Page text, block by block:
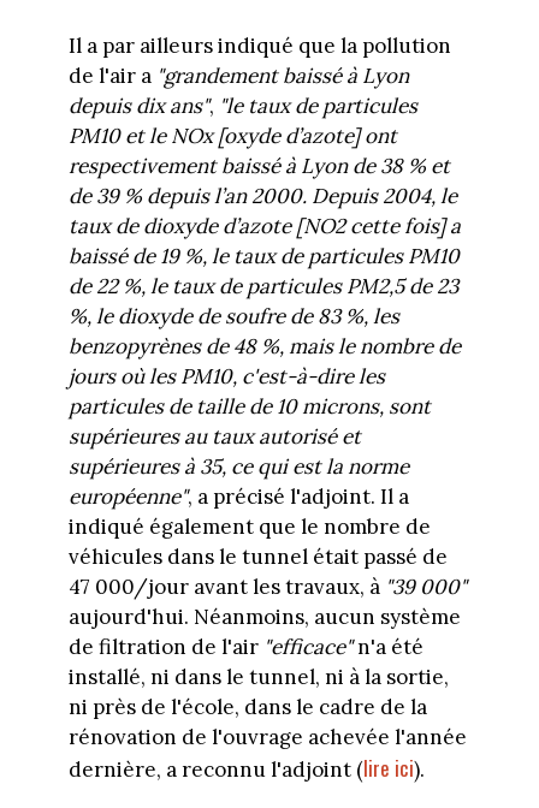
Il a par ailleurs indiqué que la pollution
de l'air a "grandement baissé à Lyon
depuis dix ans", "le taux de particules
PM10 et le NOx [oxyde d’azote] ont
respectivement baissé à Lyon de 38 % et
de 39 % depuis l’an 2000. Depuis 2004, le
taux de dioxyde d’azote [NO2 cette fois] a
baissé de 19 %, le taux de particules PM10
de 22 %, le taux de particules PM2,5 de 23
%, le dioxyde de soufre de 83 %, les
benzopyrènes de 48 %, mais le nombre de
jours où les PM10, c'est-à-dire les
particules de taille de 10 microns, sont
supérieures au taux autorisé et
supérieures à 35, ce qui est la norme
européenne", a précisé l'adjoint. Il a
indiqué également que le nombre de
véhicules dans le tunnel était passé de
47 000/jour avant les travaux, à "39 000"
aujourd'hui. Néanmoins, aucun système
de filtration de l'air "efficace"n'a été
installé, ni dans le tunnel, ni à la sortie,
ni près de l'école, dans le cadre de la
rénovation de l'ouvrage achevée l'année
dernière, a reconnu l'adjoint (lire ici).